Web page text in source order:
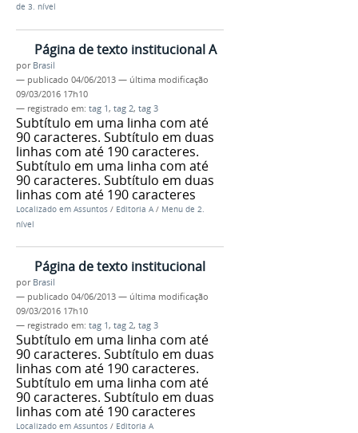
de 3. nível
Página de texto institucional A
por Brasil
— publicado 04/06/2013 — última modificação
09/03/2016 17h10
— registrado em: tag 1, tag 2, tag 3
Subtítulo em uma linha com até
90 caracteres. Subtítulo em duas
linhas com até 190 caracteres.
Subtítulo em uma linha com até
90 caracteres. Subtítulo em duas
linhas com até 190 caracteres
Localizado em Assuntos / Editoria A / Menu de 2.
nível
Página de texto institucional
por Brasil
— publicado 04/06/2013 — última modificação
09/03/2016 17h10
— registrado em: tag 1, tag 2, tag 3
Subtítulo em uma linha com até
90 caracteres. Subtítulo em duas
linhas com até 190 caracteres.
Subtítulo em uma linha com até
90 caracteres. Subtítulo em duas
linhas com até 190 caracteres
Localizado em Assuntos / Editoria A